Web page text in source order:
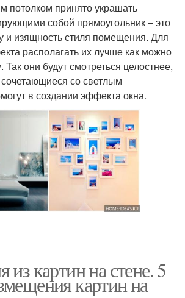
потолком принято украшать
собой прямоугольник – это
и изящность стиля помещения. Для
располагать их лучше как можно
Так они будут смотреться целостнее,
со светлым
в создании эффекта окна.
из картин на стене. 5
картин на